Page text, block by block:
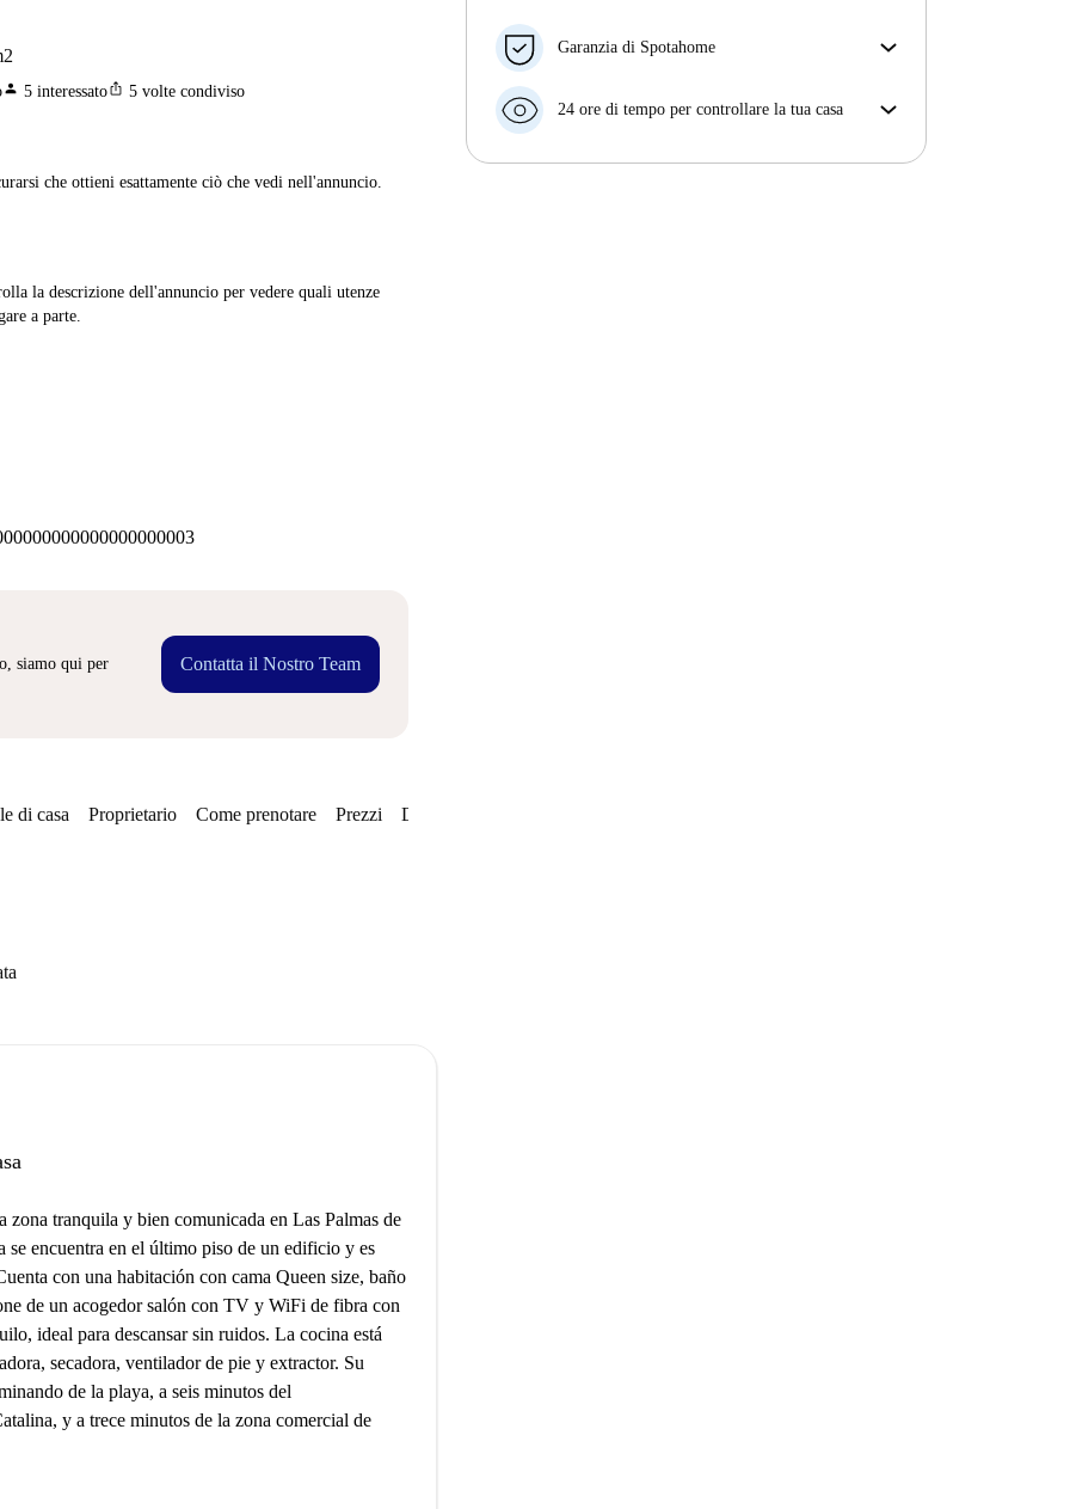
person 5 interessatoios_share 5 volte condiviso
che ottieni esattamente ciò che vedi nell'annuncio.
la descrizione dell'annuncio per vedere quali utenze
a parte.
siamo qui per
Contatta il Nostro Team
Garanzia di Spotahome
con breve preavviso, noi A) ti pagheremo un hotel e
B) ti rimborseremo totalmente
24 ore di tempo per controllare la tua casa
di casa Proprietario Come prenotare Prezzi Disponibilità
zona tranquila y bien comunicada en Las Palmas de
encuentra en el último piso de un edificio y es
con una habitación con cama Queen size, baño
de un acogedor salón con TV y WiFi de fibra con
ideal para descansar sin ruidos. La cocina está
secadora, ventilador de pie y extractor. Su
de la playa, a seis minutos del
y a trece minutos de la zona comercial de